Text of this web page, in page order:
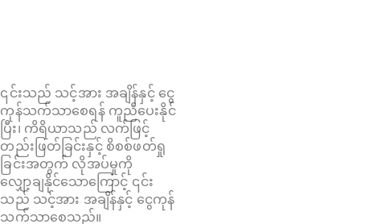
၎င်းသည် သင့်အား အချိန်နှင့် ငွေ
ကုန်သက်သာစေရန် ကူညီပေးနိုင်
ပြီး၊ ကိရိယာသည် လက်ဖြင့်
တည်းဖြတ်ခြင်းနှင့် စိစစ်ဖတ်ရှု
ခြင်းအတွက် လိုအပ်မှုကို
လျှော့ချနိုင်သောကြောင့် ၎င်း
သည် သင့်အား အချိန်နှင့် ငွေကုန်
သက်သာစေသည်။